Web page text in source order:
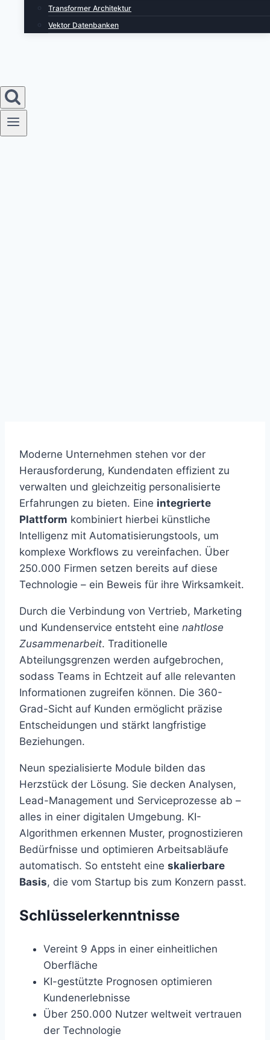
Transformer Architektur
Vektor Datenbanken
Moderne Unternehmen stehen vor der
Herausforderung, Kundendaten effizient zu
verwalten und gleichzeitig personalisierte
Erfahrungen zu bieten. Eine integrierte
Plattform kombiniert hierbei künstliche
Intelligenz mit Automatisierungstools, um
komplexe Workflows zu vereinfachen. Über
250.000 Firmen setzen bereits auf diese
Technologie – ein Beweis für ihre Wirksamkeit.
Durch die Verbindung von Vertrieb, Marketing
und Kundenservice entsteht eine nahtlose
Zusammenarbeit. Traditionelle
Abteilungsgrenzen werden aufgebrochen,
sodass Teams in Echtzeit auf alle relevanten
Informationen zugreifen können. Die 360-
Grad-Sicht auf Kunden ermöglicht präzise
Entscheidungen und stärkt langfristige
Beziehungen.
Neun spezialisierte Module bilden das
Herzstück der Lösung. Sie decken Analysen,
Lead-Management und Serviceprozesse ab –
alles in einer digitalen Umgebung. KI-
Algorithmen erkennen Muster, prognostizieren
Bedürfnisse und optimieren Arbeitsabläufe
automatisch. So entsteht eine skalierbare
Basis, die vom Startup bis zum Konzern passt.
Schlüsselerkenntnisse
Vereint 9 Apps in einer einheitlichen
Oberfläche
KI-gestützte Prognosen optimieren
Kundenerlebnisse
Über 250.000 Nutzer weltweit vertrauen
der Technologie